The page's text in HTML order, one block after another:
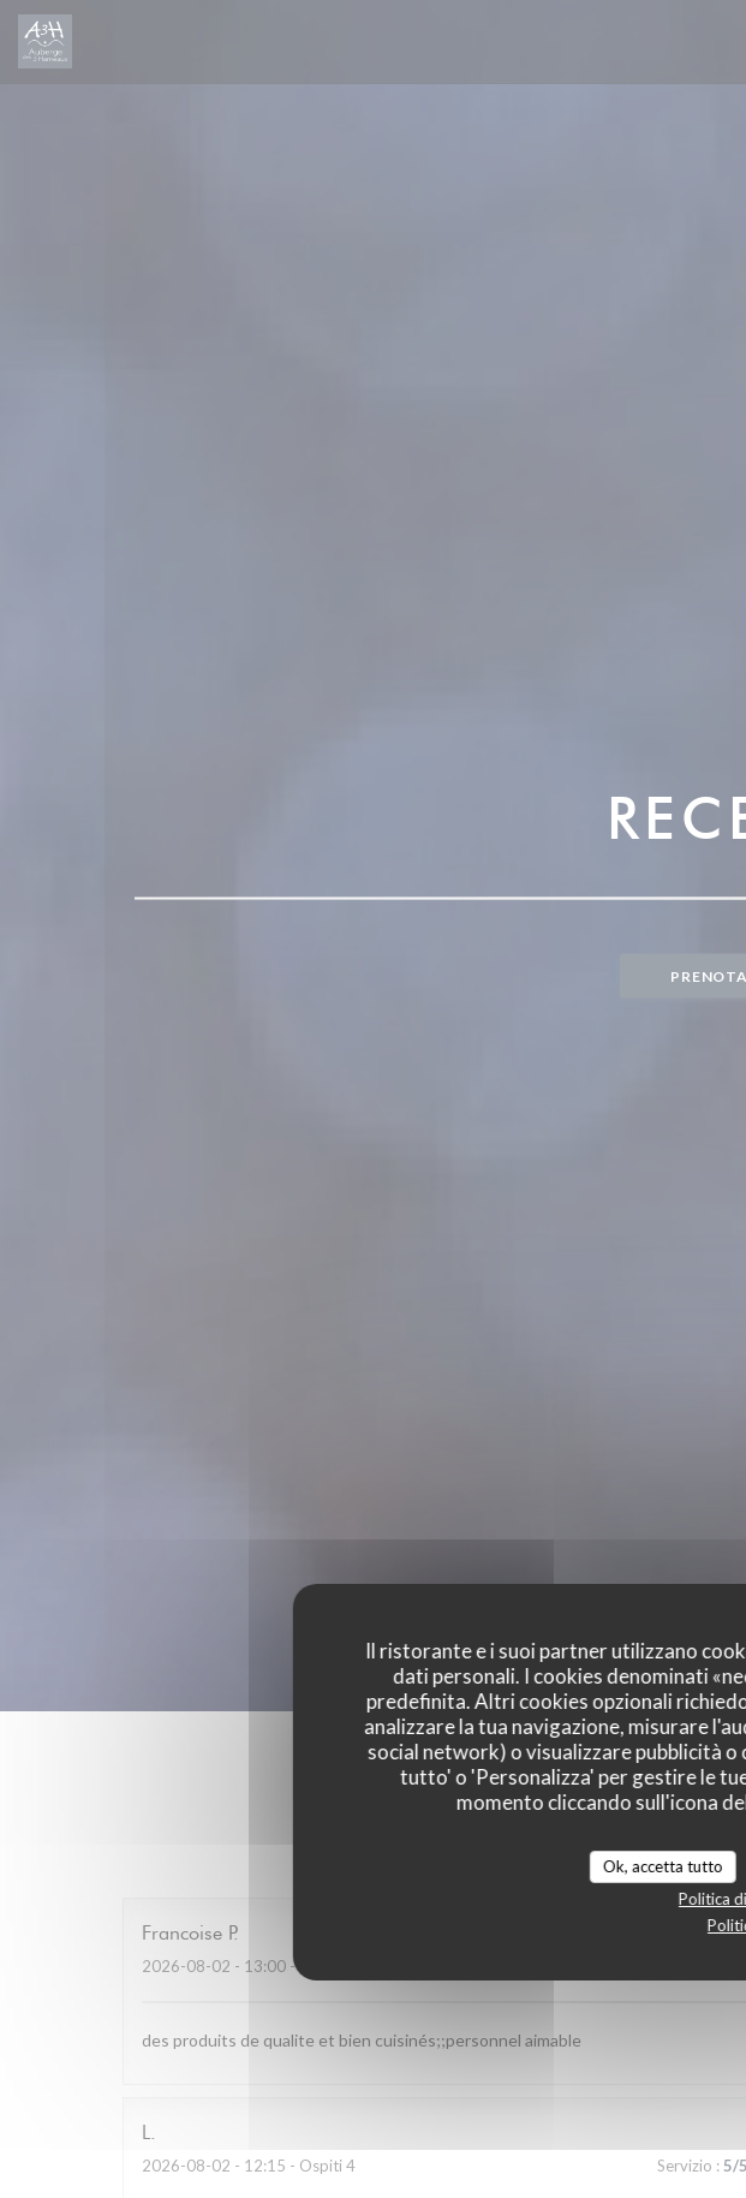
Personalizzazione delle tue scelte sui cookie
Il ristorante e i suoi partner utilizzano
dati personali. I cookies denominati
predefinita. Altri cookies opzionali
analizzare la tua navigazione, misurare
social network) o visualizzare pubblicità
tutto' o 'Personalizza' per gestire le
momento cliccando sull'icona
Ok, accetta tutto
Politica
PRENOTA
Francoise P
2026-08-02 - 13:00 - Ospiti 4
des produits de qualite et bien cuisinés;;personnel aimable
L
2026-08-02 - 12:15 - Ospiti 4 Servizio : 5/5